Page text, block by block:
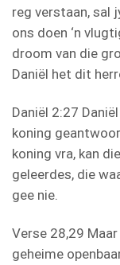
reg verstaan, sal
ons doen ‘n
droom van die
Daniël het dit
Daniël 2:27
koning
koning vra, kan
geleerdes, die
gee nie.
Verse 28,29
geheime